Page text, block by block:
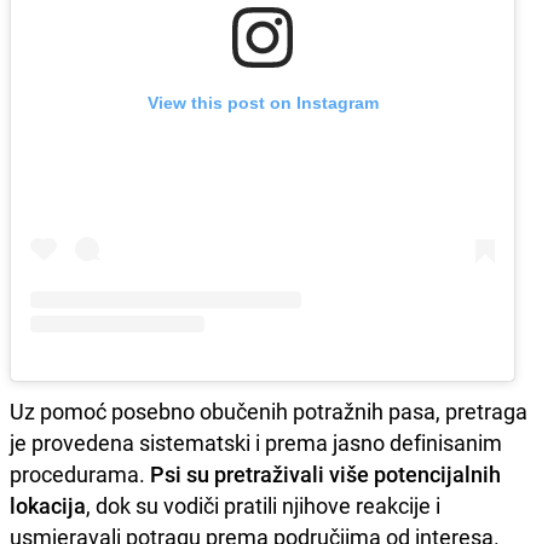
View this post on Instagram
Uz pomoć posebno obučenih potražnih pasa, pretraga
je provedena sistematski i prema jasno definisanim
procedurama. Psi su pretraživali više potencijalnih
lokacija, dok su vodiči pratili njihove reakcije i
usmjeravali potragu prema područjima od interesa.